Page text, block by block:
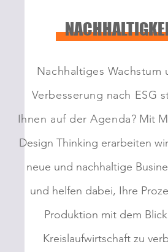
Nachhaltiges Wachstum
Verbesserung nach ESG
Ihnen auf der Agenda? Mit
Design Thinking erarbeiten
neue und nachhaltige
und helfen dabei, Ihre
Produktion mit dem
Kreislaufwirtschaft zu